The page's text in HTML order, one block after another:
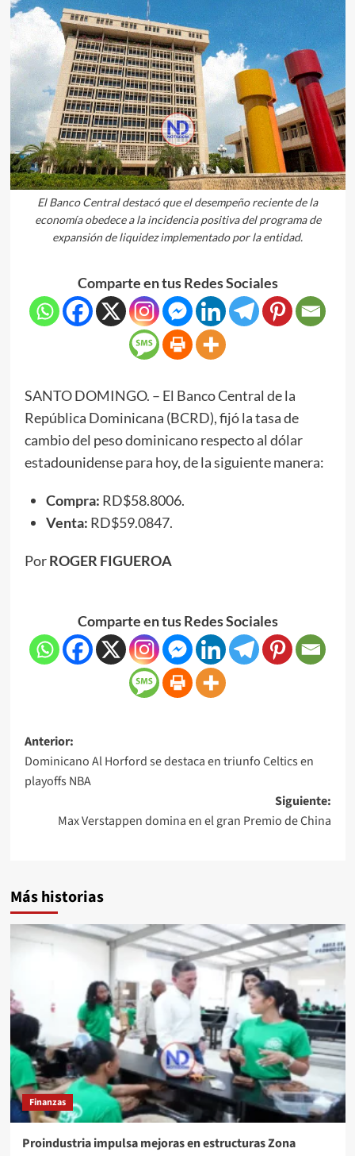
El Banco Central destacó que el desempeño reciente de la
economía obedece a la incidencia positiva del programa de
expansión de liquidez implementado por la entidad.
Comparte en tus Redes Sociales
SANTO DOMINGO. – El Banco Central de la
República Dominicana (BCRD), fijó la tasa de
cambio del peso dominicano respecto al dólar
estadounidense para hoy, de la siguiente manera:
Compra: RD$58.8006.
Venta: RD$59.0847.
PorROGER FIGUEROA
Comparte en tus Redes Sociales
Anterior:
Dominicano Al Horford se destaca en triunfo Celtics en
playoffs NBA
Siguiente:
Max Verstappen domina en el gran Premio de China
Más historias
Finanzas
Proindustria impulsa mejoras en estructuras Zona